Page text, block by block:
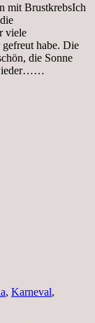
mit BrustkrebsIch
viele
habe. Die
die Sonne
, Karneval,